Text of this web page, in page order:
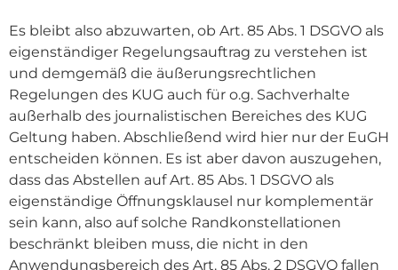
Es bleibt also abzuwarten, ob Art. 85 Abs. 1 DSGVO als
eigenständiger Regelungsauftrag zu verstehen ist
und demgemäß die äußerungsrechtlichen
Regelungen des KUG auch für o.g. Sachverhalte
außerhalb des journalistischen Bereiches des KUG
Geltung haben. Abschließend wird hier nur der EuGH
entscheiden können. Es ist aber davon auszugehen,
dass das Abstellen auf Art. 85 Abs. 1 DSGVO als
eigenständige Öffnungsklausel nur komplementär
sein kann, also auf solche Randkonstellationen
beschränkt bleiben muss, die nicht in den
Anwendungsbereich des Art. 85 Abs. 2 DSGVO fallen